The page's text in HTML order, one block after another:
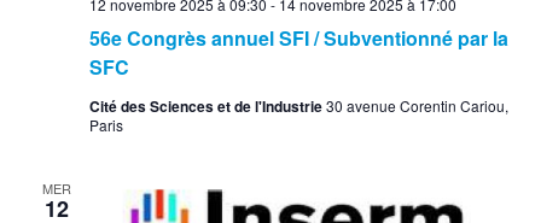
56e Congrès annuel SFI / Subventionné par la
SFC
Cité des Sciences et de l'Industrie30 avenue Corentin Cariou,
Paris
MER
12